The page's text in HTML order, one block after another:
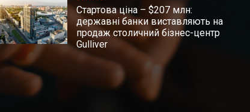
Стартова ціна – $207 млн:
державні банки виставляють на
продаж столичний бізнес-центр
Gulliver